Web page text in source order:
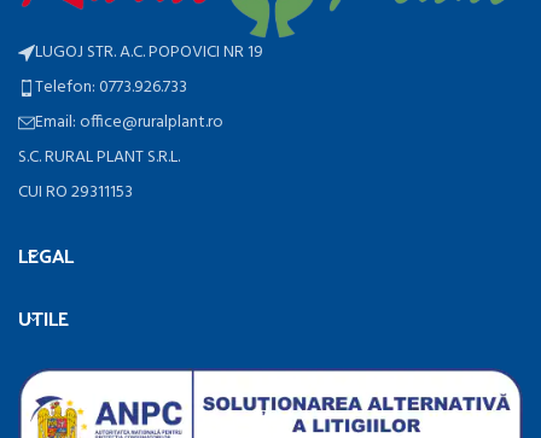
LUGOJ STR. A.C. POPOVICI NR 19
Telefon: 0773.926.733
Email: office@ruralplant.ro
S.C. RURAL PLANT S.R.L.
CUI RO 29311153
LEGAL
UTILE